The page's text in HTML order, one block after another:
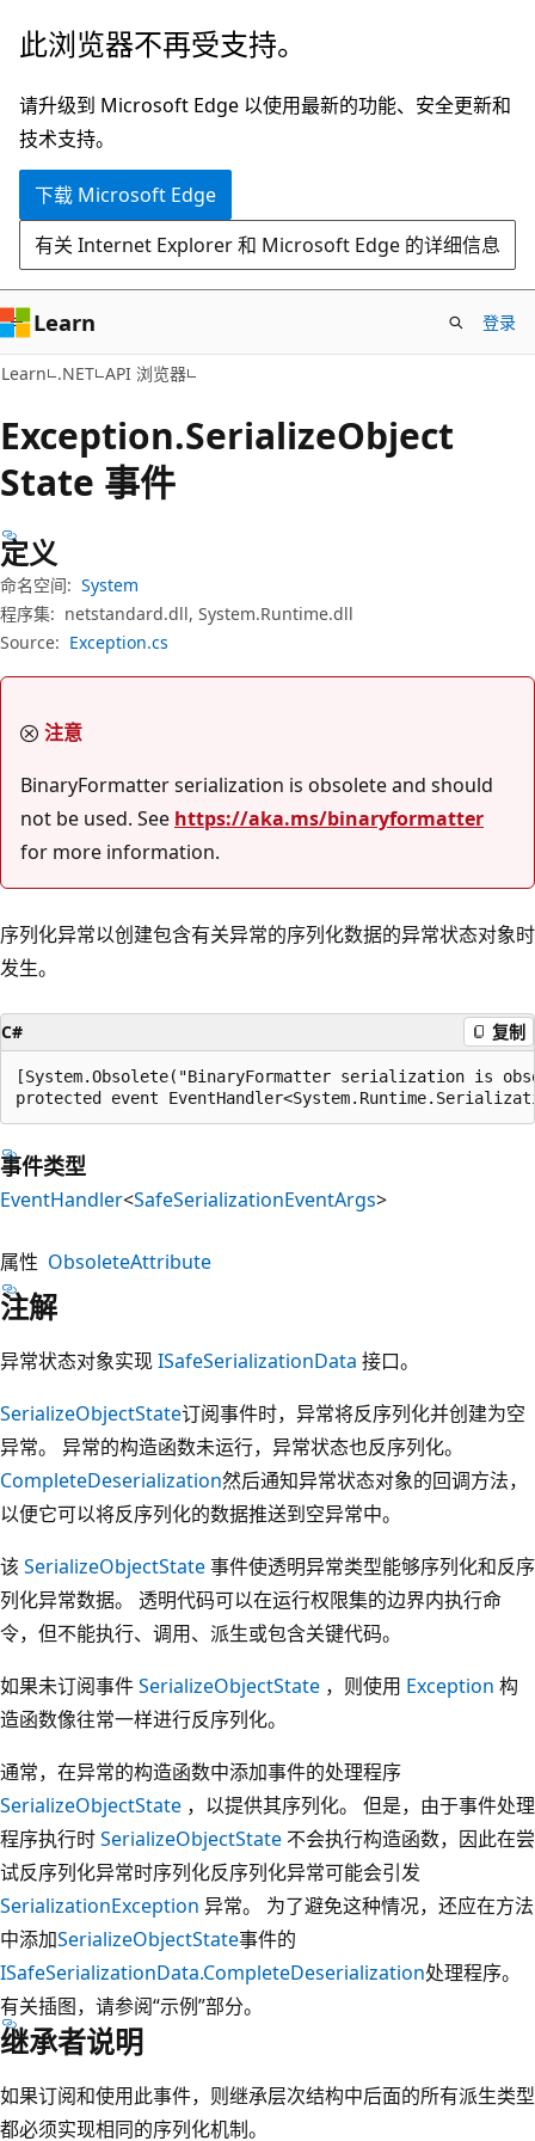
跳
主
要
内
跳
页
内
导
此浏览器不再受支持。
请升级到 Microsoft Edge 以使用最新的功能、安全更新和
技术支持。
下载 Microsoft Edge
有关 Internet Explorer 和 Microsoft Edge 的详细信息
Learn 登录
Learn .NET API 浏览器
Exception.SerializeObject
State 事件
定义
命名空间: System
程序集: netstandard.dll, System.Runtime.dll
Source: Exception.cs
注意
BinaryFormatter serialization is obsolete and should
not be used. See https://aka.ms/binaryformatter
for more information.
序列化异常以创建包含有关异常的序列化数据的异常状态对象时
发生。
C# 复制
[System.Obsolete("BinaryFormatter serialization is
protected event
事件类型
EventHandler<SafeSerializationEventArgs>
属性 ObsoleteAttribute
注解
异常状态对象实现ISafeSerializationData 接口。
SerializeObjectState订阅事件时，异常将反序列化并创建为空
异常。 异常的构造函数未运行，异常状态也反序列化。
CompleteDeserialization然后通知异常状态对象的回调方法，
以便它可以将反序列化的数据推送到空异常中。
该 SerializeObjectState事件使透明异常类型能够序列化和反序
列化异常数据。 透明代码可以在运行权限集的边界内执行命
令，但不能执行、调用、派生或包含关键代码。
如果未订阅事件SerializeObjectState ，则使用 Exception 构
造函数像往常一样进行反序列化。
通常，在异常的构造函数中添加事件的处理程序
SerializeObjectState ，以提供其序列化。 但是，由于事件处理
程序执行时SerializeObjectState 不会执行构造函数，因此在尝
试反序列化异常时序列化反序列化异常可能会引发
SerializationException 异常。 为了避免这种情况，还应在方法
中添加SerializeObjectState事件的
ISafeSerializationData.CompleteDeserialization处理程序。
有关插图，请参阅“示例”部分。
继承者说明
如果订阅和使用此事件，则继承层次结构中后面的所有派生类型
都必须实现相同的序列化机制。